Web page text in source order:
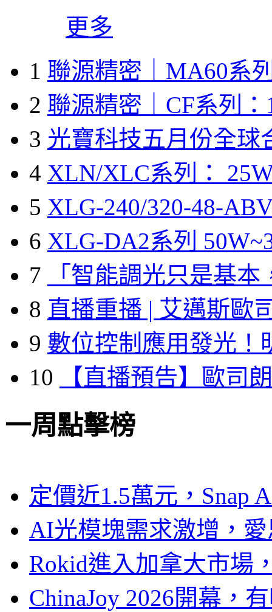
更多
1 聯源精密｜MA60系
2 聯源精密｜CF系列：
3 光寶科技五月份全球
4 XLN/XLC系列：
5 XLG-240/320-48-
6 XLG-DA2系列
7
「智能調光只是基本
8 直播重播 | 艾邁斯歐
9 數位控制應用發光！
10
【直播預告】歐司
一周點擊榜
定價近1.5萬元，Snap
AI光模塊需求激增，
Rokid進入加拿大市場
ChinaJoy 2026開幕，